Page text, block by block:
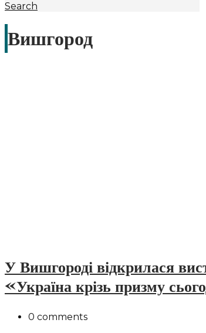
Search
Вишгород
У Вишгороді відкрилася
«Україна крізь призму
0 comments